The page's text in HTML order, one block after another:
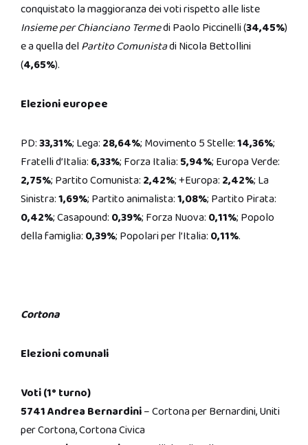
conquistato la maggioranza dei voti rispetto alle liste
Insieme per Chianciano Termedi Paolo Piccinelli (34,45%)
e a quella del Partito Comunistadi Nicola Bettollini
(4,65%).
Elezioni europee
PD:33,31%; Lega: 28,64%; Movimento 5 Stelle:14,36%;
Fratelli d’Italia: 6,33%; Forza Italia: 5,94%; Europa Verde:
2,75%; Partito Comunista: 2,42%; +Europa: 2,42%; La
Sinistra:1,69%; Partito animalista:1,08%; Partito Pirata:
0,42%; Casapound: 0,39%; Forza Nuova: 0,11%; Popolo
della famiglia: 0,39%; Popolari per l’Italia: 0,11%.
Cortona
Elezioni comunali
Voti (1° turno)
5741 Andrea Bernardini– Cortona per Bernardini, Uniti
per Cortona, Cortona Civica